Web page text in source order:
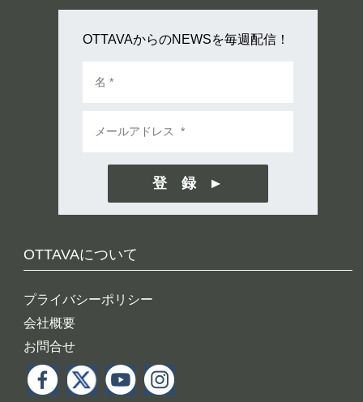
OTTAVAについて
プライバシーポリシー
会社概要
お問合せ
OTTAVAからのNEWSを毎週配信！
登 録